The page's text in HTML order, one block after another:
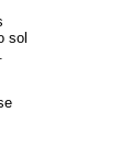
sol